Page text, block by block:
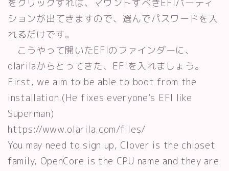
をクリックすれば、マウントすべきEFIパーティ
ションが出てきますので、選んでパスワードを入
れるだけです。
こうやって開いたEFIのファインダーに、
olarilaからとってきた、EFIを入れましょう。
First, we aim to be able to boot from the
installation.(He fixes everyone’s EFI like
Superman)
https://www.olarila.com/files/
You may need to sign up, Clover is the chipset
family, OpenCore is the CPU name and they are